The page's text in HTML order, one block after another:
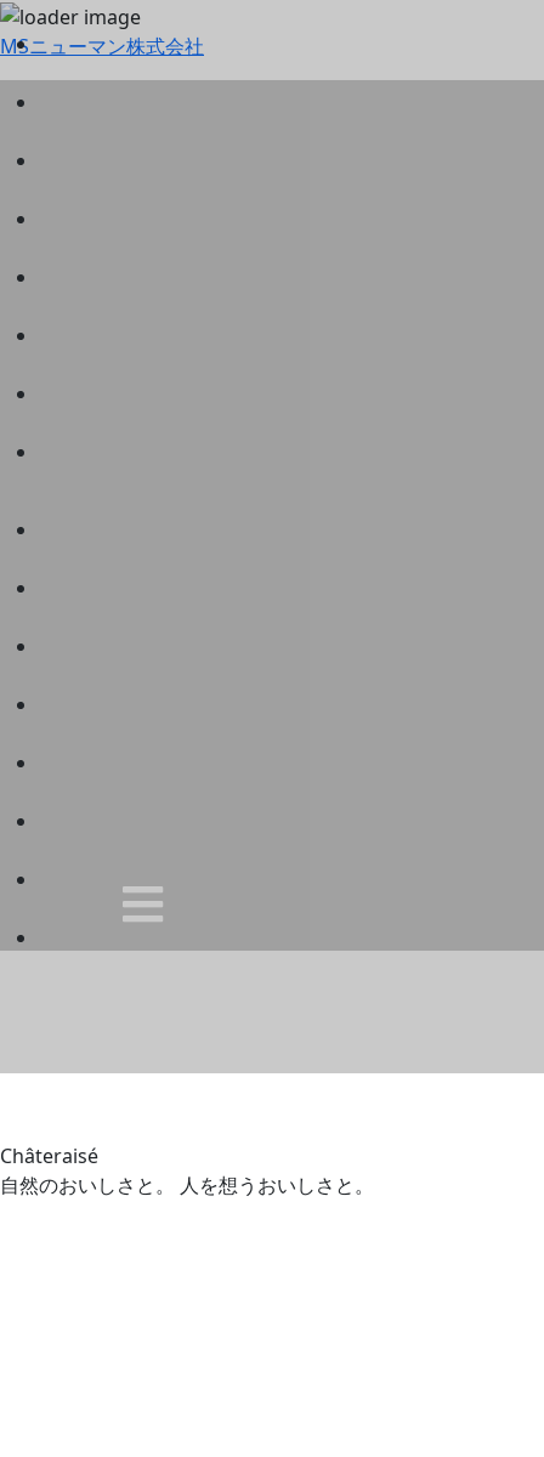
MSニューマン株式会社
Châteraisé
自然のおいしさと。 人を想うおいしさと。